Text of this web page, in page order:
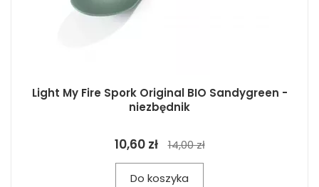
Light My Fire Spork Original BIO Sandygreen -
niezbędnik
10,60 zł 14,00 zł
Do koszyka